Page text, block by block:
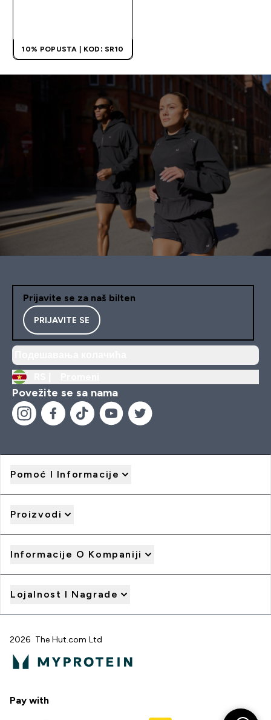
10% POPUSTA | KOD: SR10
Prijavite se za naš bilten
PRIJAVITE SE
Povežite se sa nama
Pomoć I Informacije
Proizvodi
Informacije O Kompaniji
Lojalnost I Nagrade
2026 The Hut.com Ltd
Pay with